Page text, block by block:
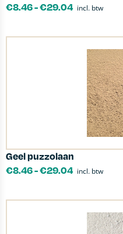
€8.46-€29.04 incl. btw
Geel puzzolaan
€8.46-€29.04 incl. btw